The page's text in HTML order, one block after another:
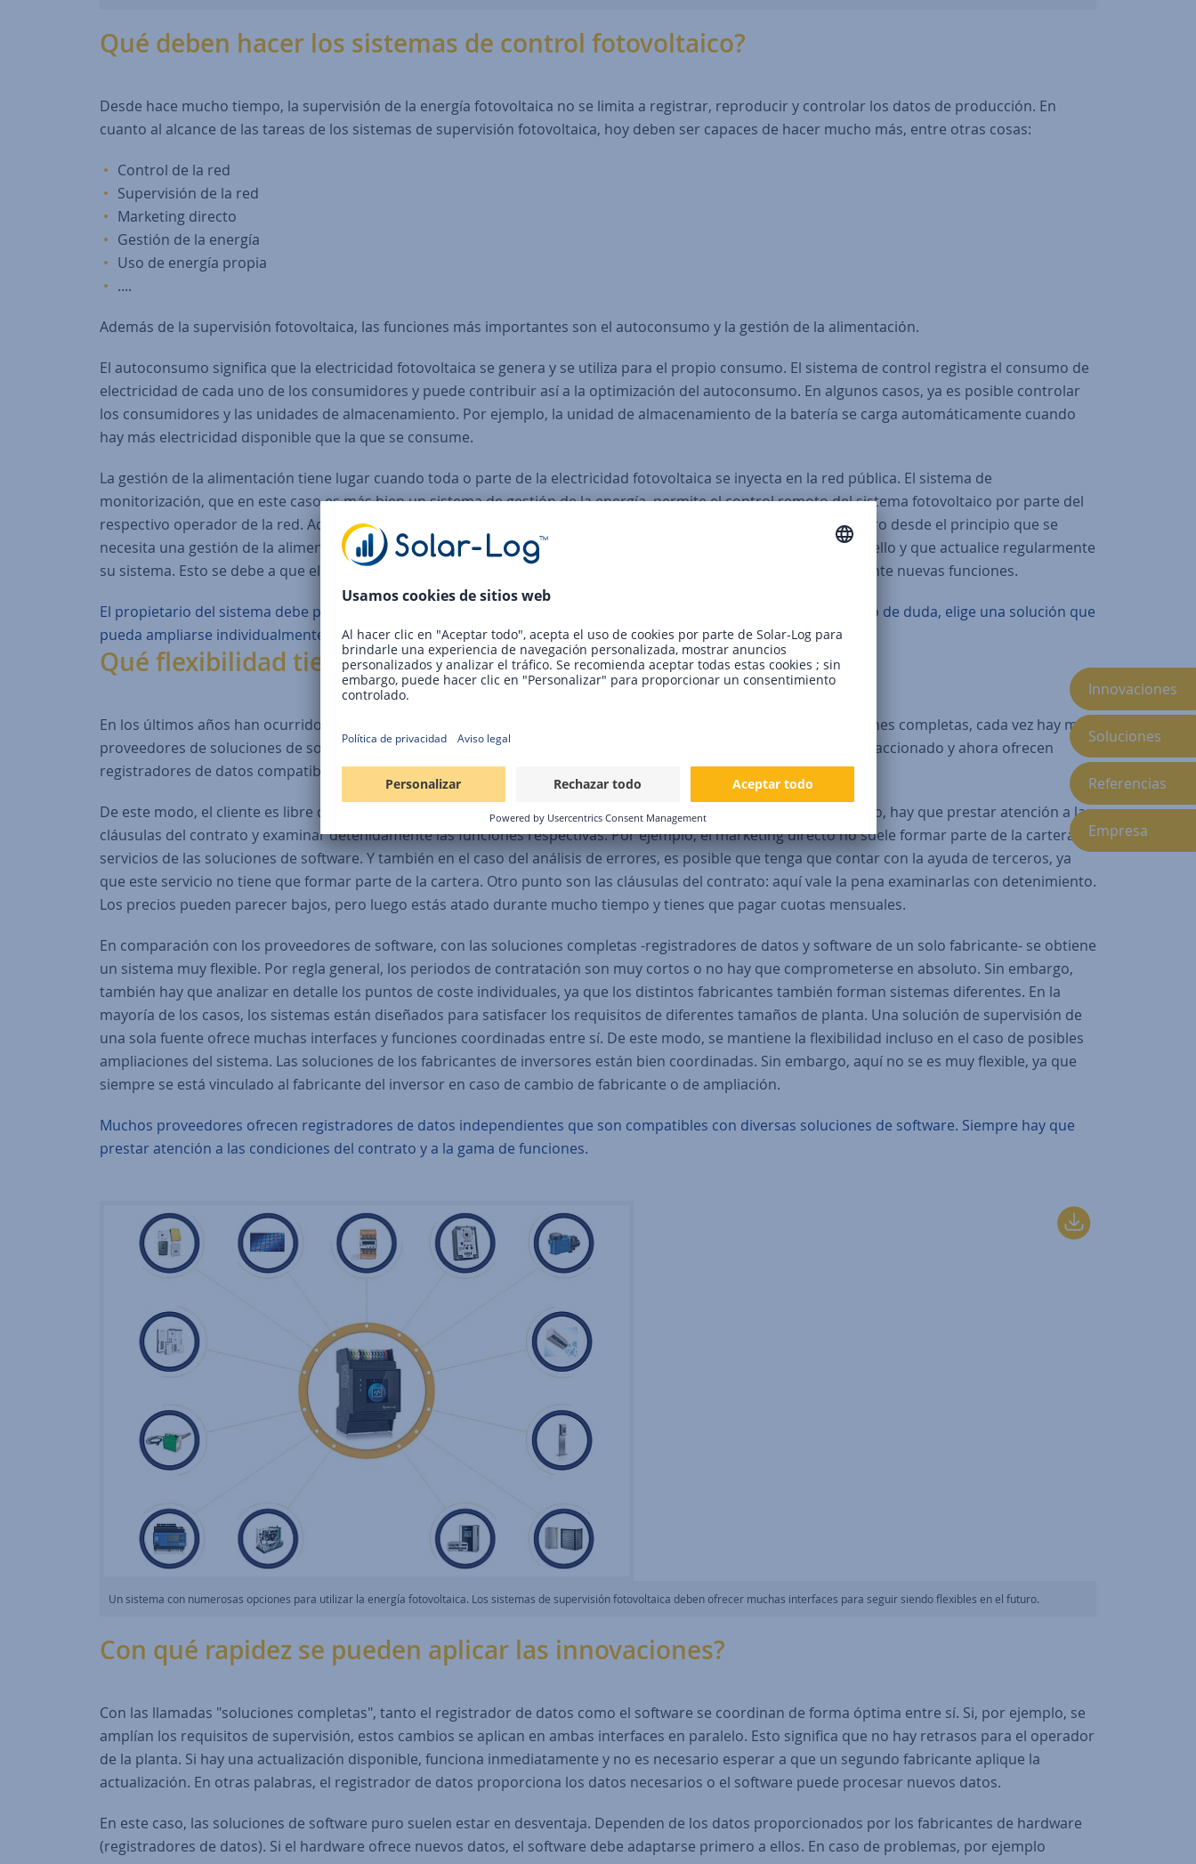
Innovaciones
Soluciones
Referencias
Empresa
Qué deben hacer los sistemas de control fotovoltaico?
Desde hace mucho tiempo, la supervisión de la energía fotovoltaica no se limita a registrar, reproducir y controlar los datos de producción. En
cuanto al alcance de las tareas de los sistemas de supervisión fotovoltaica, hoy deben ser capaces de hacer mucho más, entre otras cosas:
Control de la red
Supervisión de la red
Marketing directo
Gestión de la energía
Uso de energía propia
....
Además de la supervisión fotovoltaica, las funciones más importantes son el autoconsumo y la gestión de la alimentación.
El autoconsumo significa que la electricidad fotovoltaica se genera y se utiliza para el propio consumo. El sistema de control registra el consumo de
electricidad de cada uno de los consumidores y puede contribuir así a la optimización del autoconsumo. En algunos casos, ya es posible controlar
los consumidores y las unidades de almacenamiento. Por ejemplo, la unidad de almacenamiento de la batería se carga automáticamente cuando
hay más electricidad disponible que la que se consume.
La gestión de la alimentación tiene lugar cuando toda o parte de la electricidad fotovoltaica se inyecta en la red pública. El sistema de
monitorización, que en este caso es más bien un sistema de gestión de la energía, permite el control remoto del sistema fotovoltaico por parte del
respectivo operador de la red. Además, el sistema registra todos los datos, incluidos los de la normativa. Si está claro desde el principio que se
necesita una gestión de la alimentación, es aconsejable elegir un sistema que ofrezca todos los componentes para ello y que actualice regularmente
su sistema. Esto se debe a que el mercado es muy dinámico, especialmente en estos ámbitos, y exige constantemente nuevas funciones.
El propietario del sistema debe pensar detenidamente en cómo quiere utilizar su electricidad fotovoltaica. Y en caso de duda, elige una solución que
pueda ampliarse individualmente.
Qué flexibilidad tienen las distintas soluciones?
En los últimos años han ocurrido muchas cosas en el mercado fotovoltaico. Además de los proveedores de soluciones completas, cada vez hay más
proveedores de soluciones de software puras en el mercado. Muchos proveedores de soluciones completas han reaccionado y ahora ofrecen
registradores de datos compatibles con el software de otros fabricantes.
De este modo, el cliente es libre de elegir la solución de software y puede cambiarla cuando lo necesite. Sin embargo, hay que prestar atención a las
cláusulas del contrato y examinar detenidamente las funciones respectivas. Por ejemplo, el marketing directo no suele formar parte de la cartera de
servicios de las soluciones de software. Y también en el caso del análisis de errores, es posible que tenga que contar con la ayuda de terceros, ya
que este servicio no tiene que formar parte de la cartera. Otro punto son las cláusulas del contrato: aquí vale la pena examinarlas con detenimiento.
Los precios pueden parecer bajos, pero luego estás atado durante mucho tiempo y tienes que pagar cuotas mensuales.
En comparación con los proveedores de software, con las soluciones completas -registradores de datos y software de un solo fabricante- se obtiene
un sistema muy flexible. Por regla general, los periodos de contratación son muy cortos o no hay que comprometerse en absoluto. Sin embargo,
también hay que analizar en detalle los puntos de coste individuales, ya que los distintos fabricantes también forman sistemas diferentes. En la
mayoría de los casos, los sistemas están diseñados para satisfacer los requisitos de diferentes tamaños de planta. Una solución de supervisión de
una sola fuente ofrece muchas interfaces y funciones coordinadas entre sí. De este modo, se mantiene la flexibilidad incluso en el caso de posibles
ampliaciones del sistema. Las soluciones de los fabricantes de inversores están bien coordinadas. Sin embargo, aquí no se es muy flexible, ya que
siempre se está vinculado al fabricante del inversor en caso de cambio de fabricante o de ampliación.
Muchos proveedores ofrecen registradores de datos independientes que son compatibles con diversas soluciones de software. Siempre hay que
prestar atención a las condiciones del contrato y a la gama de funciones.
Un sistema con numerosas opciones para utilizar la energía fotovoltaica. Los sistemas de supervisión fotovoltaica deben ofrecer muchas interfaces para seguir siendo flexibles en el futuro.
Con qué rapidez se pueden aplicar las innovaciones?
Con las llamadas "soluciones completas", tanto el registrador de datos como el software se coordinan de forma óptima entre sí. Si, por ejemplo, se
amplían los requisitos de supervisión, estos cambios se aplican en ambas interfaces en paralelo. Esto significa que no hay retrasos para el operador
de la planta. Si hay una actualización disponible, funciona inmediatamente y no es necesario esperar a que un segundo fabricante aplique la
actualización. En otras palabras, el registrador de datos proporciona los datos necesarios o el software puede procesar nuevos datos.
En este caso, las soluciones de software puro suelen estar en desventaja. Dependen de los datos proporcionados por los fabricantes de hardware
(registradores de datos). Si el hardware ofrece nuevos datos, el software debe adaptarse primero a ellos. En caso de problemas, por ejemplo